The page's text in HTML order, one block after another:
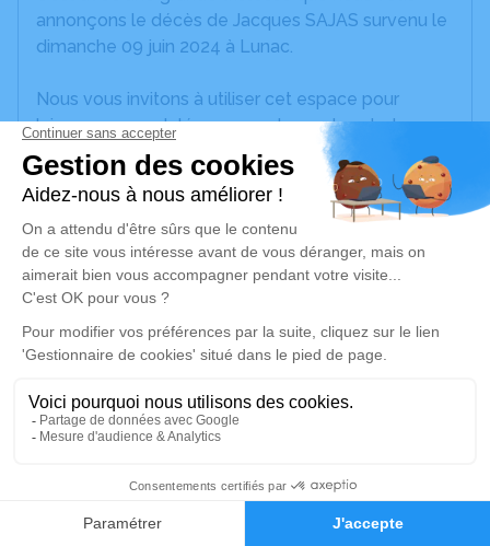
Faire-part Hommages
annonçons le décès de Jacques SAJAS survenu le
dimanche 09 juin 2024 à Lunac.
Nous vous invitons à utiliser cet espace pour
laisser vos condoléances, partager des photos
souvenirs, une anecdote ou exprimer vos pensées
à travers des poèmes ou des textes. Cet endroit
est un lieu d'expression dédié à honorer la
mémoire de Jacques SAJAS.
Un service de plantation d’arbre hommage est
disponible ici.
Je rends hommage
Cérémonie religieuse
Eglise de Bar de Bor-et-Bar
12270 Bor-et-Bar